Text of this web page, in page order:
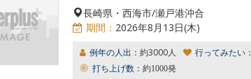
長崎県・西海市/瀬戸港沖合
期間： 2026年8月13日(木)
例年の人出： 約3000人 行ってみたい：
打ち上げ数： 約1000発